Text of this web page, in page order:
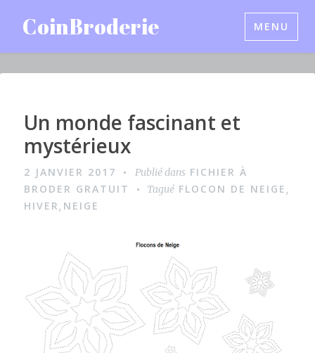
contenu
principal
CoinBroderie MENU
I
m
g
e
Un monde fascinant et
mystérieux
2 JANVIER 2017 Publié dans FICHIER À
BRODER GRATUIT
Tagué FLOCON DE NEIGE,
HIVER, NEIGE